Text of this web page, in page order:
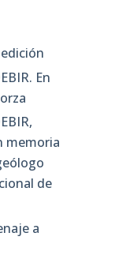
En
memoria
de
a